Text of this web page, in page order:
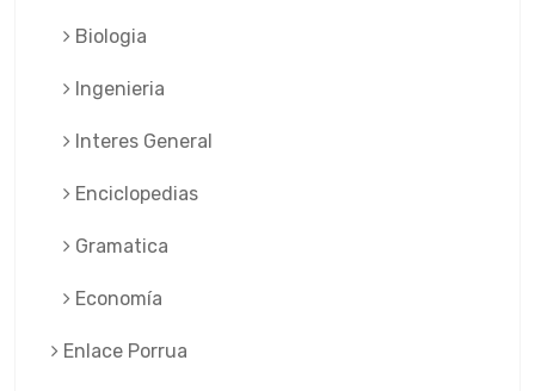
Biologia
Ingenieria
Interes General
Enciclopedias
Gramatica
Economía
Enlace Porrua